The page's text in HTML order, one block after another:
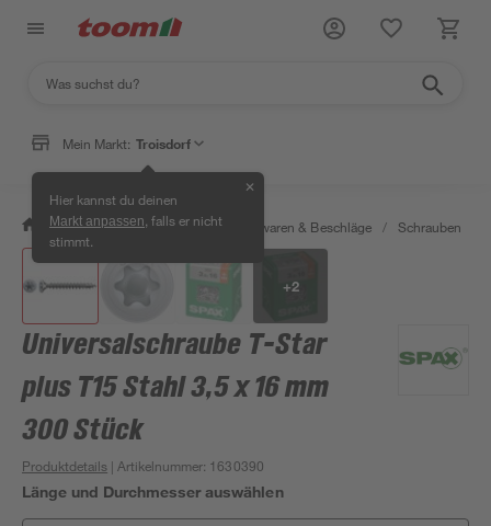
Mein Markt: Troisdorf
Hier kannst du deinen
Markt anpassen , falls er nicht
stimmt.
✕
/ Werkstatt & Maschinen / Eisenwaren & Beschläge / Schrauben
+2
Universalschraube T-Star
plus T15 Stahl 3,5 x 16 mm
300 Stück
Produktdetails | Artikelnummer: 1630390
Länge und Durchmesser auswählen